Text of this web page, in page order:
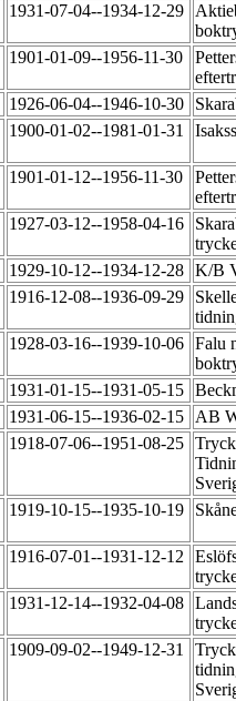
1931-07-04--1934-12-29
1901-01-09--1956-11-30
1926-06-04--1946-10-30
1900-01-02--1981-01-31
1901-01-12--1956-11-30
1927-03-12--1958-04-16
1929-10-12--1934-12-28 K/B
1916-12-08--1936-09-29
1928-03-16--1939-10-06 Falu
1931-01-15--1931-05-15
1931-06-15--1936-02-15
AB
1918-07-06--1951-08-25
1919-10-15--1935-10-19
1916-07-01--1931-12-12
1931-12-14--1932-04-08
1909-09-02--1949-12-31